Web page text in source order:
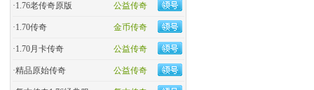
公益传奇
·1.76老传奇原版
金币传奇
·1.70传奇
公益传奇
·1.70月卡传奇
公益传奇
·精品原始传奇